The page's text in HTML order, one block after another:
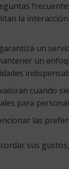
la
un
un
cuando
para
las
sus